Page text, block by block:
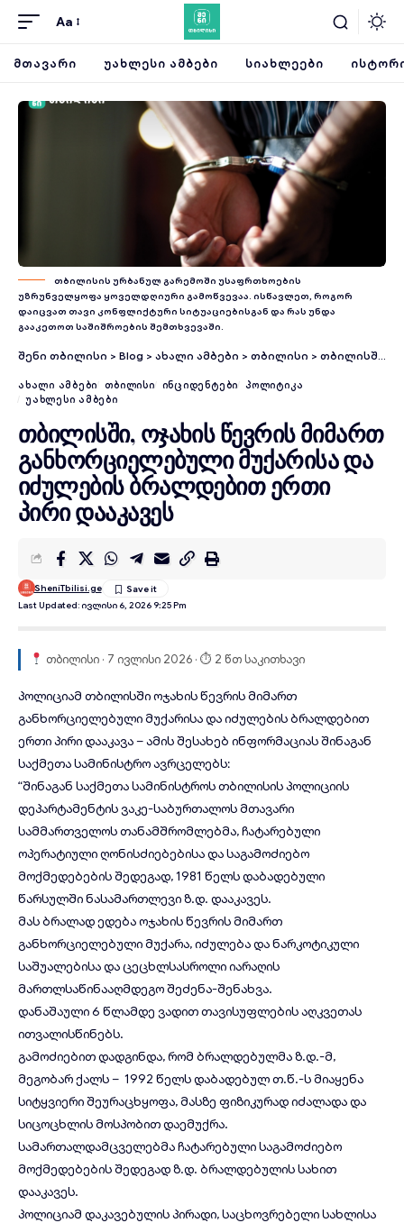
Aa
ᲛᲗᲐᲕᲐᲠᲘ ᲣᲐᲮᲚᲔᲡᲘ ᲐᲛᲑᲔᲑᲘ ᲡᲘᲐᲮᲚᲔᲔᲑᲘ
თბილისის ურბანულ გარემოში უსაფრთხოების
უზრუნველყოფა ყოველდღიური გამოწვევაა. ისწავლეთ, როგორ
დაიცვათ თავი კონფლიქტური სიტუაციებისგან და რას უნდა
გააკეთოთ საშიშროების შემთხვევაში.
შენი თბილისი > Blog > ახალი ამბები > თბილისი > თბილისში, ოჯახის წევრის მიმართ განხორციელებული მუქარისა და იძულების ბრალდებით ერთი პირი დააკავეს
ᲐᲮᲐᲚᲘ ᲐᲛᲑᲔᲑᲘ ᲗᲑᲘᲚᲘᲡᲘ ᲘᲜᲪᲘᲓᲔᲜᲢᲔᲑᲘ
ᲞᲝᲚᲘᲢᲘᲙᲐ
ᲣᲐᲮᲚᲔᲡᲘ ᲐᲛᲑᲔᲑᲘ
თბილისში, ოჯახის წევრის მიმართ
განხორციელებული მუქარისა და
იძულების ბრალდებით ერთი
პირი დააკავეს
Last Updated: Ივლისი 6, 2026 9:25 Pm
SheniTbilisi.ge
თბილისი · 7 ივლისი 2026 · ⏱ 2 წთ საკითხავი
პოლიციამ თბილისშიოჯახის წევრის მიმართ
განხორციელებული მუქარისა და იძულების ბრალდებით
ერთი პირიდააკავა– ამის შესახებ ინფორმაციას შინაგან
საქმეთა სამინისტრო ავრცელებს:
“შინაგან საქმეთა სამინისტროს თბილისის პოლიციის
დეპარტამენტის ვაკე-საბურთალოს მთავარი
სამმართველოს თანამშრომლებმა, ჩატარებული
ოპერატიული ღონისძიებებისა და საგამოძიებო
მოქმედებების შედეგად, 1981 წელს დაბადებული
წარსულში ნასამართლევი ზ.დ. დააკავეს.
მას ბრალად ედება ოჯახის წევრის მიმართ
განხორციელებული მუქარა, იძულება და ნარკოტიკული
საშუალებისა და ცეცხლსასროლი იარაღის
მართლსაწინააღმდეგო შეძენა-შენახვა.
დანაშაული 6 წლამდე ვადით თავისუფლების აღკვეთას
ითვალისწინებს.
გამოძიებით დადგინდა, რომ ბრალდებულმა ზ.დ.-მ,
მეგობარ ქალს – 1992 წელს დაბადებულ თ.წ.-ს მიაყენა
სიტყვიერი შეურაცხყოფა, მასზე ფიზიკურად იძალადა და
სიცოცხლის მოსპობით დაემუქრა.
სამართალდამცველებმა ჩატარებული საგამოძიებო
მოქმედებების შედეგად ზ.დ. ბრალდებულის სახით
დააკავეს.
პოლიციამ დაკავებულის პირადი, საცხოვრებელი სახლისა